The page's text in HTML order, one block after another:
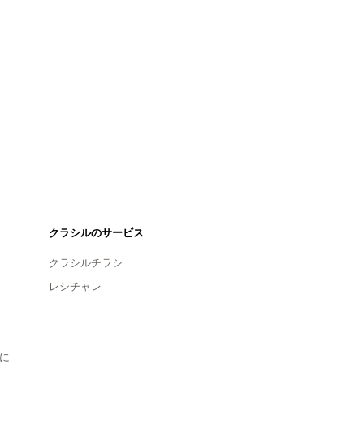
クラシルのサービス
クラシルチラシ
レシチャレ